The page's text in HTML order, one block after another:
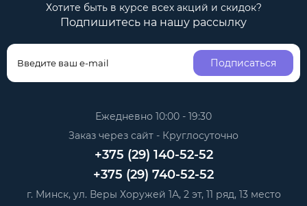
Хотите быть в курсе всех акций и скидок?
Подпишитесь на нашу рассылку
Подписаться
Ежедневно 10:00 - 19:30
Заказ через сайт - Круглосуточно
+375 (29) 140-52-52
+375 (29) 740-52-52
г. Минск, ул. Веры Хоружей 1А, 2 эт, 11 ряд, 13 место